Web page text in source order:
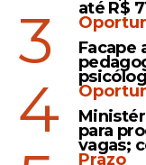
até R$
3
Facape
4 para
vagas;
Prazo